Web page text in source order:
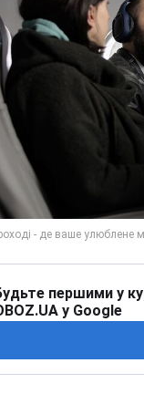
першими у
у Google